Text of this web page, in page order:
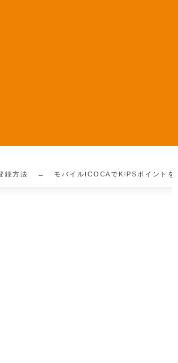
録方法 モバイルICOCAでKIPSポイントを